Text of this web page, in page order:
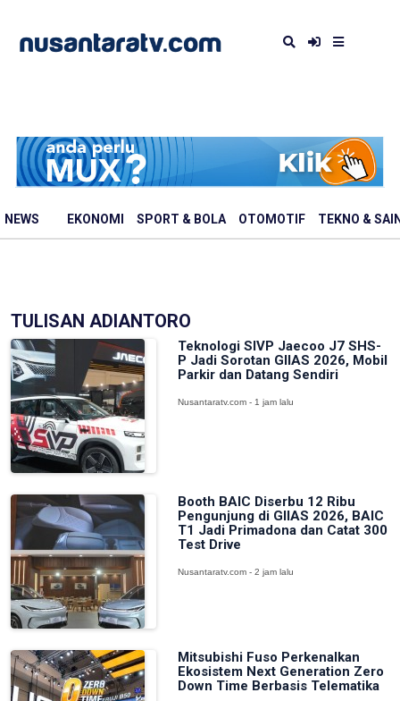
NEWS EKONOMI SPORT & BOLA OTOMOTIF TEKNO &
TULISAN ADIANTORO
Teknologi SIVP Jaecoo J7 SHS-
P Jadi Sorotan GIIAS 2026, Mobil
Parkir dan Datang Sendiri
Nusantaratv.com - 1 jam lalu
Booth BAIC Diserbu 12 Ribu
Pengunjung di GIIAS 2026, BAIC
T1 Jadi Primadona dan Catat 300
Test Drive
Nusantaratv.com - 2 jam lalu
Mitsubishi Fuso Perkenalkan
Ekosistem Next Generation Zero
Down Time Berbasis Telematika